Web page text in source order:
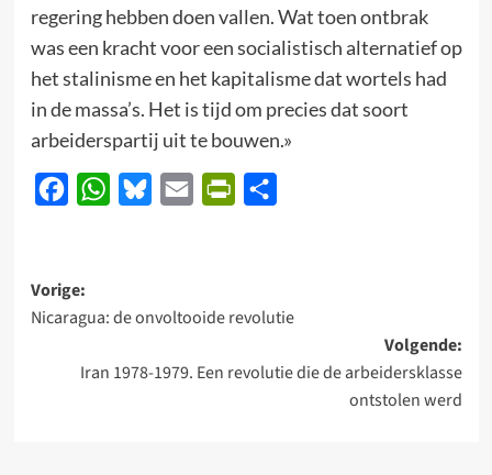
regering hebben doen vallen. Wat toen ontbrak
was een kracht voor een socialistisch alternatief op
het stalinisme en het kapitalisme dat wortels had
in de massa’s. Het is tijd om precies dat soort
arbeiderspartij uit te bouwen.»
FacebookWhatsApp
BlueskyEmail PrintFriendly
Bericht
navigatie
Vorige:
Nicaragua: de onvoltooide revolutie
Volgende:
Iran 1978-1979. Een revolutie die de arbeidersklasse
ontstolen werd